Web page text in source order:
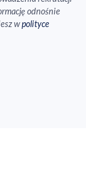
odnośnie
wpolityce